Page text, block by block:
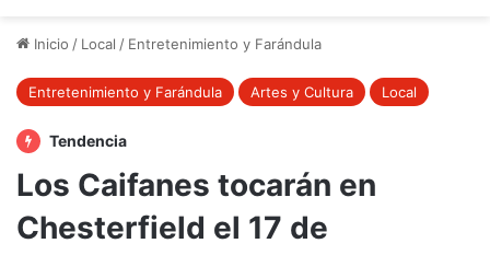
Inicio / Local / Entretenimiento y Farándula
Entretenimiento y Farándula Artes y Cultura Local
Tendencia
Los Caifanes tocarán en
Chesterfield el 17 de